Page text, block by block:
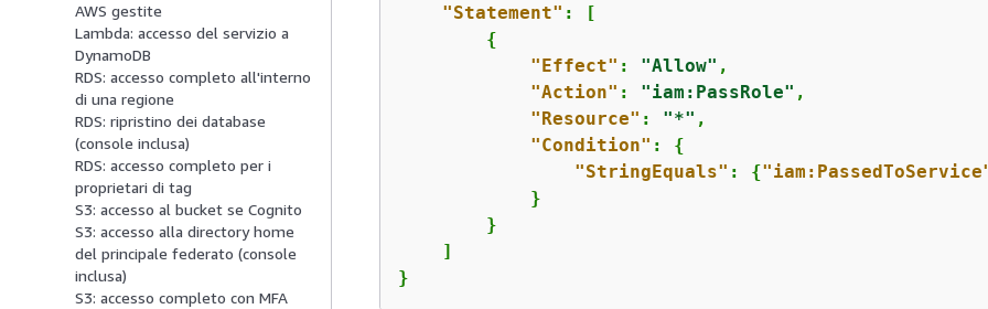
AWS gestite
Lambda: accesso del servizio a
DynamoDB
RDS: accesso completo all'interno
di una regione
RDS: ripristino dei database
(console inclusa)
RDS: accesso completo per i
proprietari di tag
S3: accesso al bucket se Cognito
S3: accesso alla directory home
del principale federato (console
inclusa)
S3: accesso completo con MFA
"Statement" : [
{
"Effect" : "Allow" ,
"Action" : "iam:PassRole" ,
"Resource" : "*" ,
"Condition" : {
"StringEquals" : {
            }
        }
    ]
}